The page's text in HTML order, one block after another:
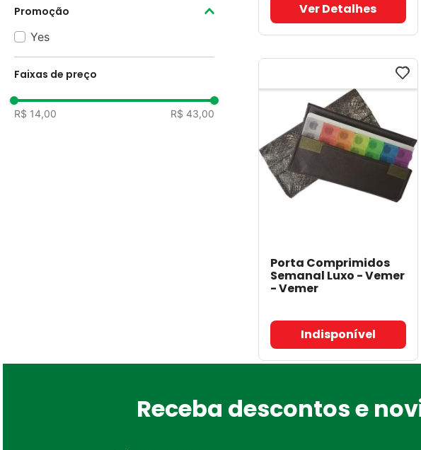
Promoção
Yes
Faixas de preço
R$ 14,00 R$ 43,00
Ver Detalhes
Porta Comprimidos
Semanal Luxo - Vemer
- Vemer
Indisponível
Receba descontos e